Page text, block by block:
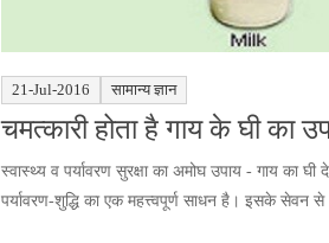
21-Jul-2016 सामान्य ज्ञान
चमत्कारी होता है गाय के घी का
स्वास्थ्य व पर्यावरण सुरक्षा का अमोघ उपाय - गाय का घी
पर्यावरण-शुद्धि का एक महत्त्वपूर्ण साधन है। इसके सेवन